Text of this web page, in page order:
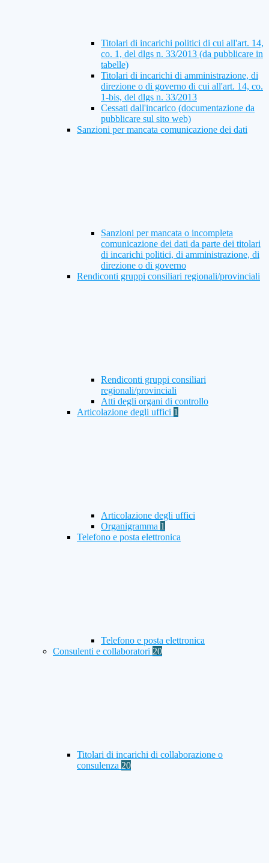
Titolari di incarichi politici di cui all'art. 14,
co. 1, del dlgs n. 33/2013 (da pubblicare in
tabelle)
Titolari di incarichi di amministrazione, di
direzione o di governo di cui all'art. 14, co.
1-bis, del dlgs n. 33/2013
Cessati dall'incarico (documentazione da
pubblicare sul sito web)
Sanzioni per mancata comunicazione dei dati
Sanzioni per mancata o incompleta
comunicazione dei dati da parte dei titolari
di incarichi politici, di amministrazione, di
direzione o di governo
Rendiconti gruppi consiliari regionali/provinciali
Rendiconti gruppi consiliari
regionali/provinciali
Atti degli organi di controllo
Articolazione degli uffici 1
Articolazione degli uffici
Organigramma 1
Telefono e posta elettronica
Telefono e posta elettronica
Consulenti e collaboratori 20
Titolari di incarichi di collaborazione o
consulenza 20